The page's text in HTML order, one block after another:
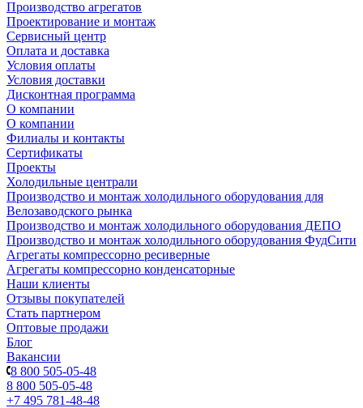
Производство агрегатов
Проектирование и монтаж
Сервисный центр
Оплата и доставка
Условия оплаты
Условия доставки
Дисконтная программа
О компании
О компании
Филиалы и контакты
Сертификаты
Проекты
Холодильные централи
Производство и монтаж холодильного оборудования для
Велозаводского рынка
Производство и монтаж холодильного оборудования ДЕПО
Производство и монтаж холодильного оборудования ФудСити
Агрегаты компрессорно ресиверные
Агрегаты компрессорно конденсаторные
Наши клиенты
Отзывы покупателей
Стать партнером
Оптовые продажи
Блог
Вакансии
8 800 505-05-48
8 800 505-05-48
+7 495 781-48-48